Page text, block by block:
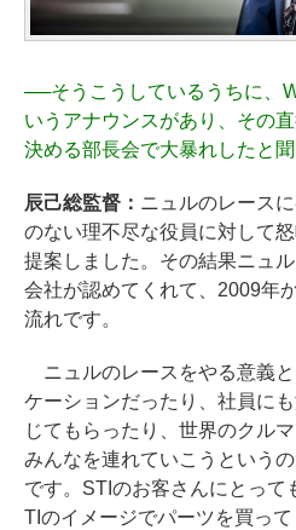
──そうこうしているうちに、
いうアナウンスがあり、その
決める部長会で大暴れしたと
辰己総監督： ニュルのレース
のない理不尽な役員に対して
提案しました。その結果ニュ
会社が認めてくれて、2009年
流れです。
ニュルのレースをやる意義
ケーションだったり、社員に
じてもらったり、世界のクル
みんなを連れていこうという
です。STIのお客さんにとって
TIのイメージでパーツを買っ